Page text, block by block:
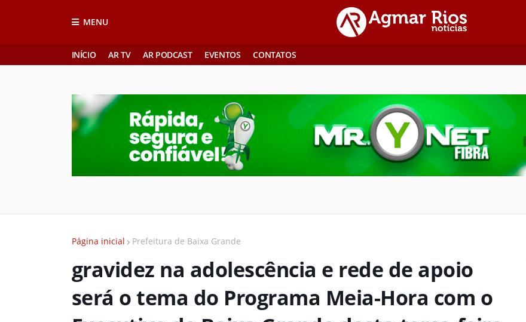
MENU
INÍCIO AR TV AR PODCAST EVENTOS CONTATOS
Página inicial Prefeitura de Baixa Grande
gravidez na adolescência e rede de apoio
será o tema do Programa Meia-Hora com o